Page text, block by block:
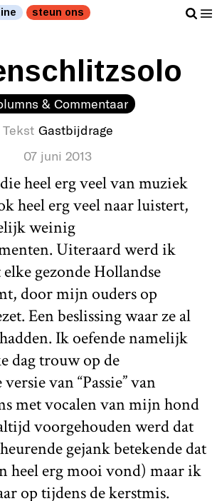
steun ons
& Commentaar
Tekst Gastbijdrage
07 juni 2013
heel erg veel van muziek
heel erg veel naar luistert,
weinig
Uiteraard werd ik
gezonde Hollandse
door mijn ouders op
Een beslissing waar ze al
Ik oefende namelijk
dag trouw op de
van “Passie” van
met vocalen van mijn hond
voorgehouden werd dat
gejank betekende dat
heel erg mooi vond) maar ik
op tijdens de kerstmis.